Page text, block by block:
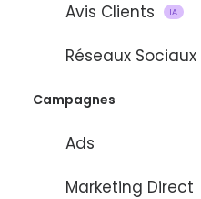
Avis Clients
IA
Réseaux Sociaux
Campagnes
Ads
Marketing Direct
Connectez
l’aide de
d’intégration